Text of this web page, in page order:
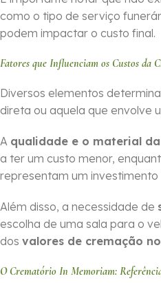
como o tipo de serviço
podem impactar o custo final.
Fatores que Influenciam os Custos da
Diversos elementos
direta ou aquela que envolve
A qualidade e o material
a ter um custo menor,
representam um investimento
Além disso, a necessidade de
escolha de uma sala para o
dos valores de cremação
O Crematório In Memoriam: